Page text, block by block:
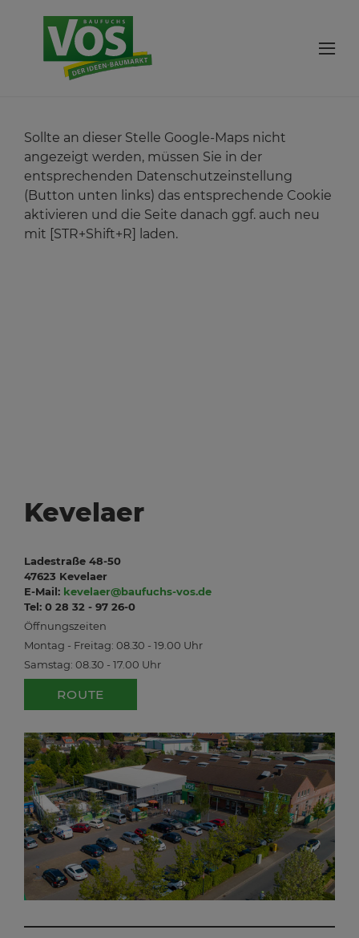
Sollte an dieser Stelle Google-Maps nicht
angezeigt werden, müssen Sie in der
entsprechenden Datenschutzeinstellung
(Button unten links) das entsprechende Cookie
aktivieren und die Seite danach ggf. auch neu
mit [STR+Shift+R] laden.
Kevelaer
Ladestraße 48-50
47623 Kevelaer
E-Mail: kevelaer@baufuchs-vos.de
Tel: 0 28 32 - 97 26-0
Öffnungszeiten
Montag - Freitag: 08.30 - 19.00 Uhr
Samstag: 08.30 - 17.00 Uhr
ROUTE